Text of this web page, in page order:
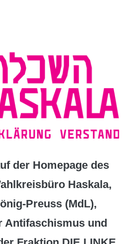
der Homepage des
Haskala,
Preuss (MdL),
Antifaschismus und